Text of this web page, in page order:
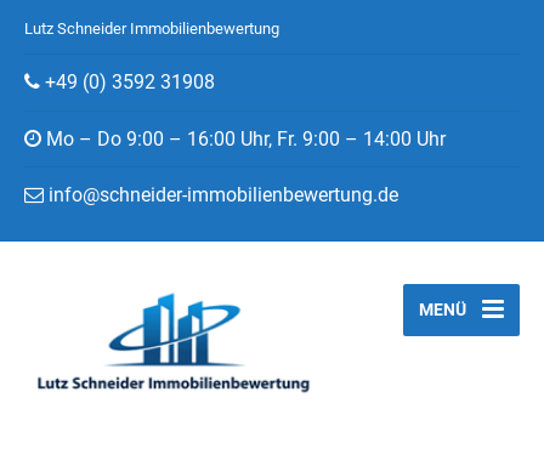
Lutz Schneider Immobilienbewertung
+49 (0) 3592 31908
Mo – Do 9:00 – 16:00 Uhr, Fr. 9:00 – 14:00 Uhr
info@schneider-immobilienbewertung.de
MENÜ